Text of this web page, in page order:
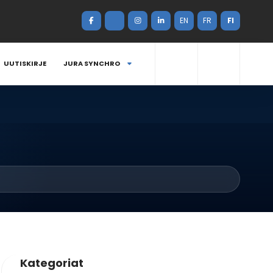
EN FR FI
UUTISKIRJE JURA SYNCHRO
Kategoriat